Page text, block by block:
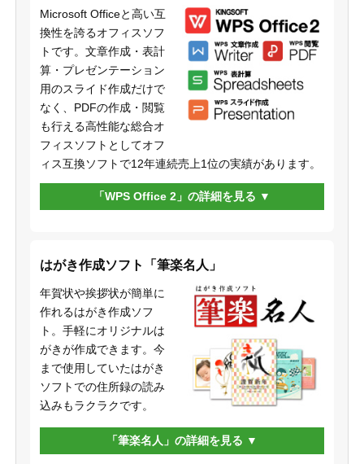
Microsoft Officeと高い互
換性を誇るオフィスソフ
トです。文章作成・表計
算・プレゼンテーション
用のスライド作成だけで
なく、PDFの作成・閲覧
も行える高性能な総合オ
フィスソフトとしてオフ
ィス互換ソフトで12年連続売上1位の実績があります。
「WPS Office 2」の詳細を見る
はがき作成ソフト「筆楽名人」
年賀状や挨拶状が簡単に
作れるはがき作成ソフ
ト。手軽にオリジナルは
がきが作成できます。今
まで使用していたはがき
ソフトでの住所録の読み
込みもラクラクです。
「筆楽名人」の詳細を見る